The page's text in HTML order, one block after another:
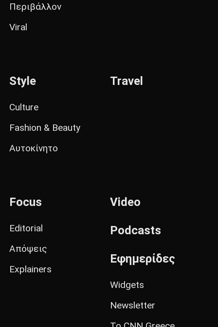
Περιβάλλον
Viral
Style
Culture
Fashion & Beauty
Αυτοκίνητο
Travel
Focus
Editorial
Απόψεις
Explainers
Video
Podcasts
Εφημερίδες
Widgets
Newsletter